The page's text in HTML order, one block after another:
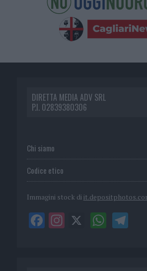
DIRETTA MEDIA ADV SRL
P.I. 02839380306
Chi siamo
Codice etico
Immagini stock di